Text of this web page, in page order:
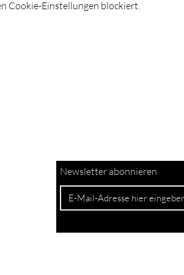
Cookie-Einstellungen blockiert.
Newsletter abonnieren